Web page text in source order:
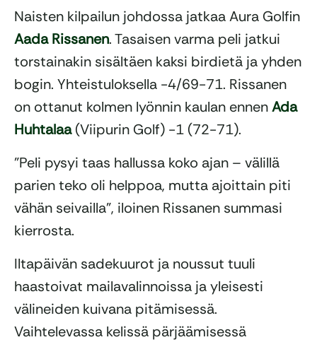
Naisten kilpailun johdossa jatkaa Aura Golfin
Aada Rissanen. Tasaisen varma peli jatkui
torstainakin sisältäen kaksi birdietä ja yhden
bogin. Yhteistuloksella -4/69-71. Rissanen
on ottanut kolmen lyönnin kaulan ennenAda
Huhtalaa(Viipurin Golf) -1 (72-71).
”Peli pysyi taas hallussa koko ajan – välillä
parien teko oli helppoa, mutta ajoittain piti
vähän seivailla”, iloinen Rissanen summasi
kierrosta.
Iltapäivän sadekuurot ja noussut tuuli
haastoivat mailavalinnoissa ja yleisesti
välineiden kuivana pitämisessä.
Vaihtelevassa kelissä pärjäämisessä